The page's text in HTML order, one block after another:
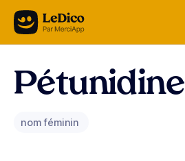
Aller au contenu
Pétunidine
nom féminin